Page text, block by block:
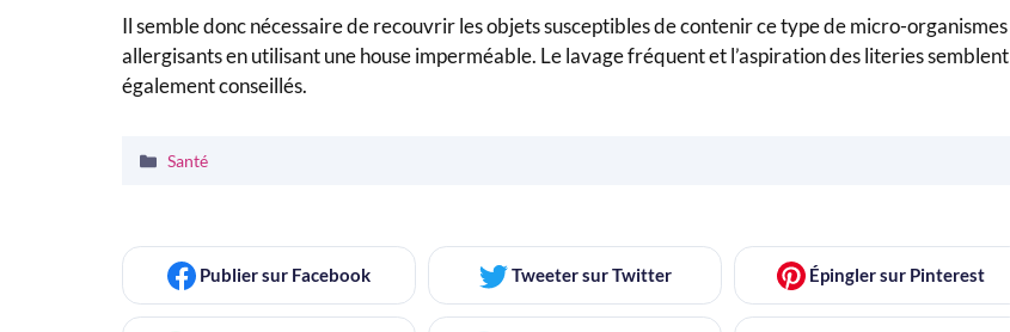
Il semble donc nécessaire de recouvrir les objets susceptibles de contenir ce type de micro-organismes
allergisants en utilisant une house imperméable. Le lavage fréquent et l’aspiration des literies semblent
également conseillés.
Catégories
Santé
Publiersur Facebook Tweetersur Twitter Épinglersur Pinterest